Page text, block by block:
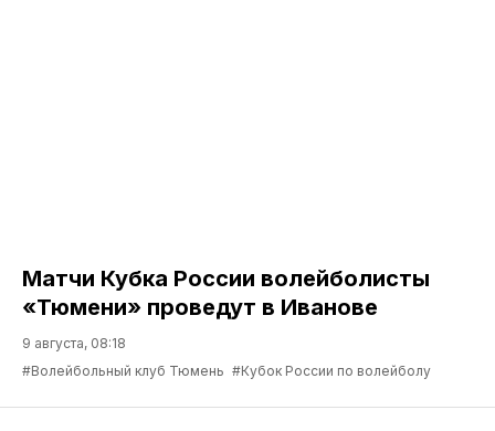
Матчи Кубка России волейболисты
«Тюмени» проведут в Иванове
9 августа, 08:18
#Волейбольный клуб Тюмень #Кубок России по волейболу